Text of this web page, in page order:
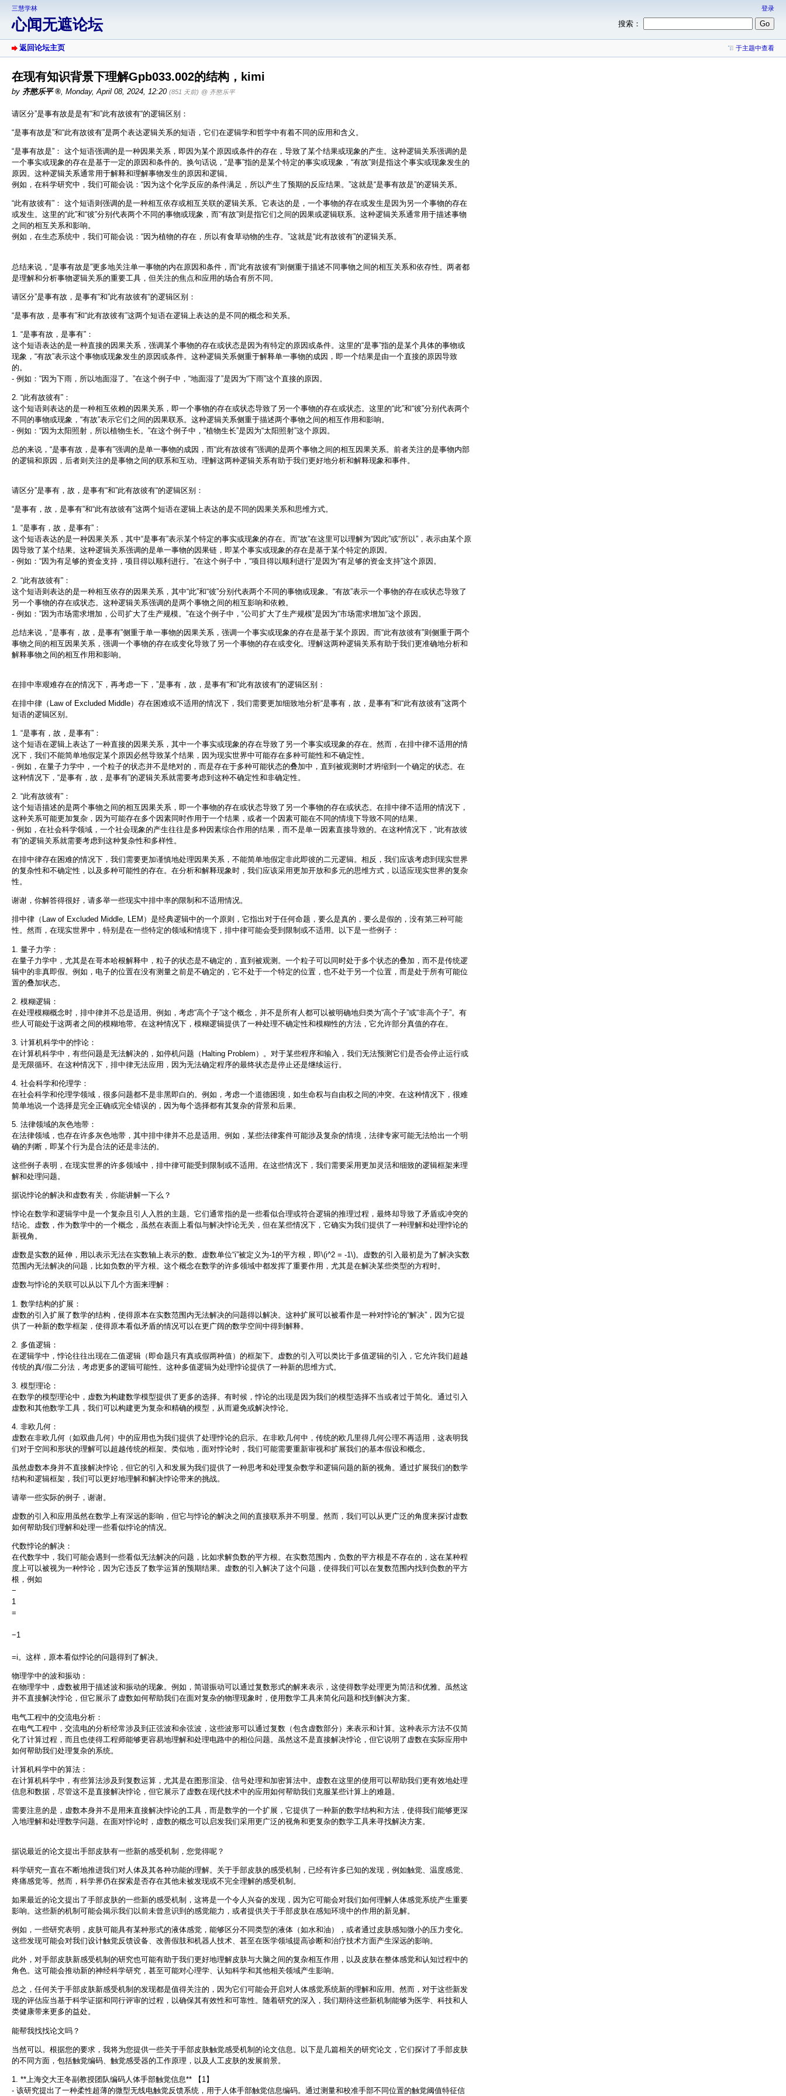
三慧学林
心闻无遮论坛
登录
搜索：
返回论坛主页 于主题中查看
在现有知识背景下理解Gpb033.002的结构，kimi
by 齐愍乐平 , Monday, April 08, 2024, 12:20 (851 天前) @ 齐愍乐平
请区分”是事有故是是有“和”此有故彼有“的逻辑区别：
“是事有故是”和“此有故彼有”是两个表达逻辑关系的短语，它们在逻辑学和哲学中有着不同的应用和含义。
“是事有故是”： 这个短语强调的是一种因果关系，即因为某个原因或条件的存在，导致了某个结果或现象的产生。这种逻辑关系强调的是
一个事实或现象的存在是基于一定的原因和条件的。换句话说，“是事”指的是某个特定的事实或现象，“有故”则是指这个事实或现象发生的
原因。这种逻辑关系通常用于解释和理解事物发生的原因和逻辑。
例如，在科学研究中，我们可能会说：“因为这个化学反应的条件满足，所以产生了预期的反应结果。”这就是“是事有故是”的逻辑关系。
“此有故彼有”： 这个短语则强调的是一种相互依存或相互关联的逻辑关系。它表达的是，一个事物的存在或发生是因为另一个事物的存在
或发生。这里的“此”和“彼”分别代表两个不同的事物或现象，而“有故”则是指它们之间的因果或逻辑联系。这种逻辑关系通常用于描述事物
之间的相互关系和影响。
例如，在生态系统中，我们可能会说：“因为植物的存在，所以有食草动物的生存。”这就是“此有故彼有”的逻辑关系。
总结来说，“是事有故是”更多地关注单一事物的内在原因和条件，而“此有故彼有”则侧重于描述不同事物之间的相互关系和依存性。两者都
是理解和分析事物逻辑关系的重要工具，但关注的焦点和应用的场合有所不同。
请区分”是事有故，是事有“和”此有故彼有“的逻辑区别：
“是事有故，是事有”和“此有故彼有”这两个短语在逻辑上表达的是不同的概念和关系。
1. “是事有故，是事有”：
这个短语表达的是一种直接的因果关系，强调某个事物的存在或状态是因为有特定的原因或条件。这里的“是事”指的是某个具体的事物或
现象，“有故”表示这个事物或现象发生的原因或条件。这种逻辑关系侧重于解释单一事物的成因，即一个结果是由一个直接的原因导致
的。
- 例如：“因为下雨，所以地面湿了。”在这个例子中，“地面湿了”是因为“下雨”这个直接的原因。
2. “此有故彼有”：
这个短语则表达的是一种相互依赖的因果关系，即一个事物的存在或状态导致了另一个事物的存在或状态。这里的“此”和“彼”分别代表两个
不同的事物或现象，“有故”表示它们之间的因果联系。这种逻辑关系侧重于描述两个事物之间的相互作用和影响。
- 例如：“因为太阳照射，所以植物生长。”在这个例子中，“植物生长”是因为“太阳照射”这个原因。
总的来说，“是事有故，是事有”强调的是单一事物的成因，而“此有故彼有”强调的是两个事物之间的相互因果关系。前者关注的是事物内部
的逻辑和原因，后者则关注的是事物之间的联系和互动。理解这两种逻辑关系有助于我们更好地分析和解释现象和事件。
请区分”是事有，故，是事有“和”此有故彼有“的逻辑区别：
“是事有，故，是事有”和“此有故彼有”这两个短语在逻辑上表达的是不同的因果关系和思维方式。
1. “是事有，故，是事有”：
这个短语表达的是一种因果关系，其中“是事有”表示某个特定的事实或现象的存在。而“故”在这里可以理解为“因此”或“所以”，表示由某个原
因导致了某个结果。这种逻辑关系强调的是单一事物的因果链，即某个事实或现象的存在是基于某个特定的原因。
- 例如：“因为有足够的资金支持，项目得以顺利进行。”在这个例子中，“项目得以顺利进行”是因为“有足够的资金支持”这个原因。
2. “此有故彼有”：
这个短语则表达的是一种相互依存的因果关系，其中“此”和“彼”分别代表两个不同的事物或现象。“有故”表示一个事物的存在或状态导致了
另一个事物的存在或状态。这种逻辑关系强调的是两个事物之间的相互影响和依赖。
- 例如：“因为市场需求增加，公司扩大了生产规模。”在这个例子中，“公司扩大了生产规模”是因为“市场需求增加”这个原因。
总结来说，“是事有，故，是事有”侧重于单一事物的因果关系，强调一个事实或现象的存在是基于某个原因。而“此有故彼有”则侧重于两个
事物之间的相互因果关系，强调一个事物的存在或变化导致了另一个事物的存在或变化。理解这两种逻辑关系有助于我们更准确地分析和
解释事物之间的相互作用和影响。
在排中率艰难存在的情况下，再考虑一下，”是事有，故，是事有“和”此有故彼有“的逻辑区别：
在排中律（Law of Excluded Middle）存在困难或不适用的情况下，我们需要更加细致地分析“是事有，故，是事有”和“此有故彼有”这两个
短语的逻辑区别。
1. “是事有，故，是事有”：
这个短语在逻辑上表达了一种直接的因果关系，其中一个事实或现象的存在导致了另一个事实或现象的存在。然而，在排中律不适用的情
况下，我们不能简单地假定某个原因必然导致某个结果，因为现实世界中可能存在多种可能性和不确定性。
- 例如，在量子力学中，一个粒子的状态并不是绝对的，而是存在于多种可能状态的叠加中，直到被观测时才坍缩到一个确定的状态。在
这种情况下，“是事有，故，是事有”的逻辑关系就需要考虑到这种不确定性和非确定性。
2. “此有故彼有”：
这个短语描述的是两个事物之间的相互因果关系，即一个事物的存在或状态导致了另一个事物的存在或状态。在排中律不适用的情况下，
这种关系可能更加复杂，因为可能存在多个因素同时作用于一个结果，或者一个因素可能在不同的情境下导致不同的结果。
- 例如，在社会科学领域，一个社会现象的产生往往是多种因素综合作用的结果，而不是单一因素直接导致的。在这种情况下，“此有故彼
有”的逻辑关系就需要考虑到这种复杂性和多样性。
在排中律存在困难的情况下，我们需要更加谨慎地处理因果关系，不能简单地假定非此即彼的二元逻辑。相反，我们应该考虑到现实世界
的复杂性和不确定性，以及多种可能性的存在。在分析和解释现象时，我们应该采用更加开放和多元的思维方式，以适应现实世界的复杂
性。
谢谢，你解答得很好，请多举一些现实中排中率的限制和不适用情况。
排中律（Law of Excluded Middle, LEM）是经典逻辑中的一个原则，它指出对于任何命题，要么是真的，要么是假的，没有第三种可能
性。然而，在现实世界中，特别是在一些特定的领域和情境下，排中律可能会受到限制或不适用。以下是一些例子：
1. 量子力学：
在量子力学中，尤其是在哥本哈根解释中，粒子的状态是不确定的，直到被观测。一个粒子可以同时处于多个状态的叠加，而不是传统逻
辑中的非真即假。例如，电子的位置在没有测量之前是不确定的，它不处于一个特定的位置，也不处于另一个位置，而是处于所有可能位
置的叠加状态。
2. 模糊逻辑：
在处理模糊概念时，排中律并不总是适用。例如，考虑“高个子”这个概念，并不是所有人都可以被明确地归类为“高个子”或“非高个子”。有
些人可能处于这两者之间的模糊地带。在这种情况下，模糊逻辑提供了一种处理不确定性和模糊性的方法，它允许部分真值的存在。
3. 计算机科学中的悖论：
在计算机科学中，有些问题是无法解决的，如停机问题（Halting Problem）。对于某些程序和输入，我们无法预测它们是否会停止运行或
是无限循环。在这种情况下，排中律无法应用，因为无法确定程序的最终状态是停止还是继续运行。
4. 社会科学和伦理学：
在社会科学和伦理学领域，很多问题都不是非黑即白的。例如，考虑一个道德困境，如生命权与自由权之间的冲突。在这种情况下，很难
简单地说一个选择是完全正确或完全错误的，因为每个选择都有其复杂的背景和后果。
5. 法律领域的灰色地带：
在法律领域，也存在许多灰色地带，其中排中律并不总是适用。例如，某些法律案件可能涉及复杂的情境，法律专家可能无法给出一个明
确的判断，即某个行为是合法的还是非法的。
这些例子表明，在现实世界的许多领域中，排中律可能受到限制或不适用。在这些情况下，我们需要采用更加灵活和细致的逻辑框架来理
解和处理问题。
据说悖论的解决和虚数有关，你能讲解一下么？
悖论在数学和逻辑学中是一个复杂且引人入胜的主题。它们通常指的是一些看似合理或符合逻辑的推理过程，最终却导致了矛盾或冲突的
结论。虚数，作为数学中的一个概念，虽然在表面上看似与解决悖论无关，但在某些情况下，它确实为我们提供了一种理解和处理悖论的
新视角。
虚数是实数的延伸，用以表示无法在实数轴上表示的数。虚数单位“i”被定义为-1的平方根，即\(i^2 = -1\)。虚数的引入最初是为了解决实数
范围内无法解决的问题，比如负数的平方根。这个概念在数学的许多领域中都发挥了重要作用，尤其是在解决某些类型的方程时。
虚数与悖论的关联可以从以下几个方面来理解：
1. 数学结构的扩展：
虚数的引入扩展了数学的结构，使得原本在实数范围内无法解决的问题得以解决。这种扩展可以被看作是一种对悖论的“解决”，因为它提
供了一种新的数学框架，使得原本看似矛盾的情况可以在更广阔的数学空间中得到解释。
2. 多值逻辑：
在逻辑学中，悖论往往出现在二值逻辑（即命题只有真或假两种值）的框架下。虚数的引入可以类比于多值逻辑的引入，它允许我们超越
传统的真/假二分法，考虑更多的逻辑可能性。这种多值逻辑为处理悖论提供了一种新的思维方式。
3. 模型理论：
在数学的模型理论中，虚数为构建数学模型提供了更多的选择。有时候，悖论的出现是因为我们的模型选择不当或者过于简化。通过引入
虚数和其他数学工具，我们可以构建更为复杂和精确的模型，从而避免或解决悖论。
4. 非欧几何：
虚数在非欧几何（如双曲几何）中的应用也为我们提供了处理悖论的启示。在非欧几何中，传统的欧几里得几何公理不再适用，这表明我
们对于空间和形状的理解可以超越传统的框架。类似地，面对悖论时，我们可能需要重新审视和扩展我们的基本假设和概念。
虽然虚数本身并不直接解决悖论，但它的引入和发展为我们提供了一种思考和处理复杂数学和逻辑问题的新的视角。通过扩展我们的数学
结构和逻辑框架，我们可以更好地理解和解决悖论带来的挑战。
请举一些实际的例子，谢谢。
虚数的引入和应用虽然在数学上有深远的影响，但它与悖论的解决之间的直接联系并不明显。然而，我们可以从更广泛的角度来探讨虚数
如何帮助我们理解和处理一些看似悖论的情况。
代数悖论的解决：
在代数学中，我们可能会遇到一些看似无法解决的问题，比如求解负数的平方根。在实数范围内，负数的平方根是不存在的，这在某种程
度上可以被视为一种悖论，因为它违反了数学运算的预期结果。虚数的引入解决了这个问题，使得我们可以在复数范围内找到负数的平方
根，例如
−
1
=
−1
=i。这样，原本看似悖论的问题得到了解决。
物理学中的波和振动：
在物理学中，虚数被用于描述波和振动的现象。例如，简谐振动可以通过复数形式的解来表示，这使得数学处理更为简洁和优雅。虽然这
并不直接解决悖论，但它展示了虚数如何帮助我们在面对复杂的物理现象时，使用数学工具来简化问题和找到解决方案。
电气工程中的交流电分析：
在电气工程中，交流电的分析经常涉及到正弦波和余弦波，这些波形可以通过复数（包含虚数部分）来表示和计算。这种表示方法不仅简
化了计算过程，而且也使得工程师能够更容易地理解和处理电路中的相位问题。虽然这不是直接解决悖论，但它说明了虚数在实际应用中
如何帮助我们处理复杂的系统。
计算机科学中的算法：
在计算机科学中，有些算法涉及到复数运算，尤其是在图形渲染、信号处理和加密算法中。虚数在这里的使用可以帮助我们更有效地处理
信息和数据，尽管这不是直接解决悖论，但它展示了虚数在现代技术中的应用如何帮助我们克服某些计算上的难题。
需要注意的是，虚数本身并不是用来直接解决悖论的工具，而是数学的一个扩展，它提供了一种新的数学结构和方法，使得我们能够更深
入地理解和处理数学问题。在面对悖论时，虚数的概念可以启发我们采用更广泛的视角和更复杂的数学工具来寻找解决方案。
据说最近的论文提出手部皮肤有一些新的感受机制，您觉得呢？
科学研究一直在不断地推进我们对人体及其各种功能的理解。关于手部皮肤的感受机制，已经有许多已知的发现，例如触觉、温度感觉、
疼痛感觉等。然而，科学界仍在探索是否存在其他未被发现或不完全理解的感受机制。
如果最近的论文提出了手部皮肤的一些新的感受机制，这将是一个令人兴奋的发现，因为它可能会对我们如何理解人体感觉系统产生重要
影响。这些新的机制可能会揭示我们以前未曾意识到的感觉能力，或者提供关于手部皮肤在感知环境中的作用的新见解。
例如，一些研究表明，皮肤可能具有某种形式的液体感觉，能够区分不同类型的液体（如水和油），或者通过皮肤感知微小的压力变化。
这些发现可能会对我们设计触觉反馈设备、改善假肢和机器人技术、甚至在医学领域提高诊断和治疗技术方面产生深远的影响。
此外，对手部皮肤新感受机制的研究也可能有助于我们更好地理解皮肤与大脑之间的复杂相互作用，以及皮肤在整体感觉和认知过程中的
角色。这可能会推动新的神经科学研究，甚至可能对心理学、认知科学和其他相关领域产生影响。
总之，任何关于手部皮肤新感受机制的发现都是值得关注的，因为它们可能会开启对人体感觉系统新的理解和应用。然而，对于这些新发
现的评估应当基于科学证据和同行评审的过程，以确保其有效性和可靠性。随着研究的深入，我们期待这些新机制能够为医学、科技和人
类健康带来更多的益处。
能帮我找找论文吗？
当然可以。根据您的要求，我将为您提供一些关于手部皮肤触觉感受机制的论文信息。以下是几篇相关的研究论文，它们探讨了手部皮肤
的不同方面，包括触觉编码、触觉感受器的工作原理，以及人工皮肤的发展前景。
1. **上海交大王冬副教授团队编码人体手部触觉信息** 【1】
- 该研究提出了一种柔性超薄的微型无线电触觉反馈系统，用于人体手部触觉信息编码。通过测量和校准手部不同位置的触觉阈值特征信